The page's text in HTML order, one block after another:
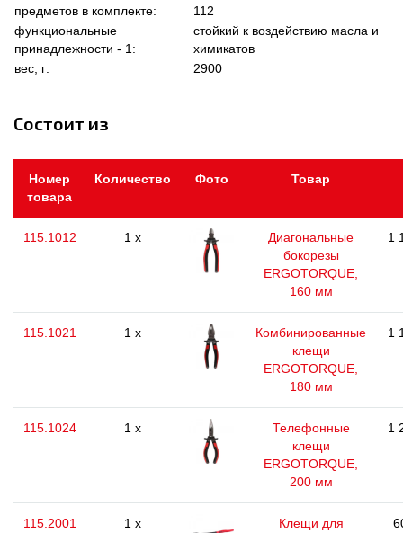
предметов в комплекте:
112
функциональные
принадлежности - 1:
стойкий к воздействию масла и
химикатов
вес, г:
2900
Состоит из
Номер
товара
Количество Фото Товар
115.1012 1 x
Диагональные
бокорезы
ERGOTORQUE,
160 мм
1
115.1021 1 x
Комбинированные
клещи
ERGOTORQUE,
180 мм
1
115.1024 1 x
Телефонные
клещи
ERGOTORQUE,
200 мм
1
115.2001 1 x
Клещи для